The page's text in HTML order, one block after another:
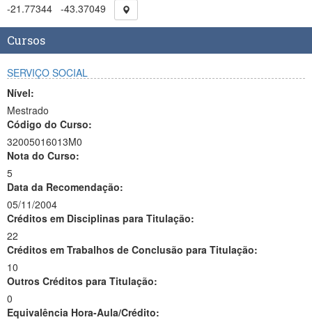
-21.77344 -43.37049
Cursos
SERVIÇO SOCIAL
Nível:
Mestrado
Código do Curso:
32005016013M0
Nota do Curso:
5
Data da Recomendação:
05/11/2004
Créditos em Disciplinas para Titulação:
22
Créditos em Trabalhos de Conclusão para Titulação:
10
Outros Créditos para Titulação:
0
Equivalência Hora-Aula/Crédito: